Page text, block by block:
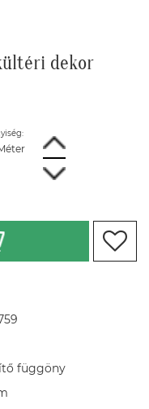
dekor
függöny